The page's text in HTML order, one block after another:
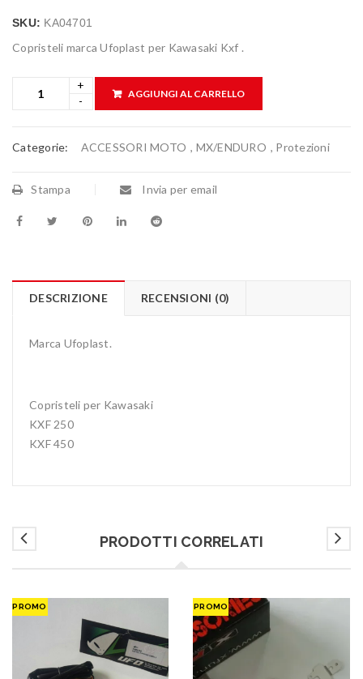
SKU: KA04701
Copristeli marca Ufoplast per Kawasaki Kxf .
AGGIUNGI AL CARRELLO
Categorie: ACCESSORI MOTO , MX/ENDURO , Protezioni
Stampa Invia per email
DESCRIZIONE RECENSIONI (0)
Marca Ufoplast.
Copristeli per Kawasaki
KXF 250
KXF 450
PRODOTTI CORRELATI
PROMO PROMO